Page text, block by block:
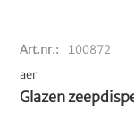
Art.nr.
100872
aer
Glazen